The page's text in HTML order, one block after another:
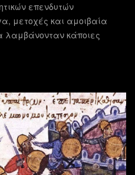
επενδυτών
μετοχές και αμοιβαία
κάποιες